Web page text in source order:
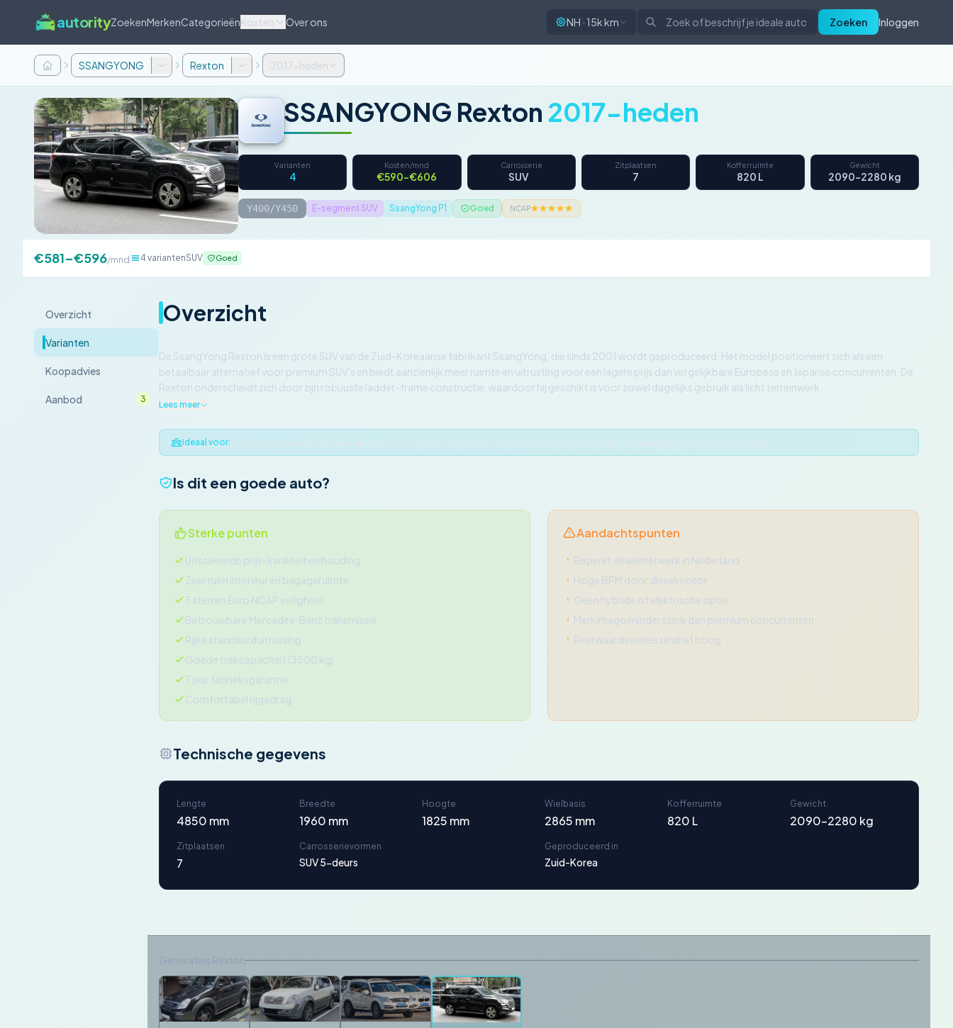
autorityZoekenMerkenCategorieënKosten Over ons NH · 15k km Zoeken Inloggen
SSANGYONG Rexton 2017-heden
SSANGYONG Rexton 2017-heden
Varianten
4
Kosten/mnd
€590–€606
Carrosserie
SUV
Zitplaatsen
7
Kofferruimte
820 L
Gewicht
2090–2280 kg
Y400/Y450 E-segment SUV SsangYong P1 Goed NCAP
€581–€596/mnd 4 variantenSUV Goed
Overzicht
Varianten
Koopadvies
Aanbod 3
Overzicht
De SsangYong Rexton is een grote SUV van de Zuid-Koreaanse fabrikant SsangYong, die sinds 2001 wordt geproduceerd. Het model positioneert zich als een
betaalbaar alternatief voor premium SUV's en biedt aanzienlijk meer ruimte en uitrusting voor een lagere prijs dan vergelijkbare Europese en Japanse concurrenten. De
Rexton onderscheidt zich door zijn robuuste ladder-frame constructie, waardoor hij geschikt is voor zowel dagelijks gebruik als licht terreinwerk.
Lees meer
Ideaal voor:
Is dit een goede auto?
Sterke punten
Uitstekende prijs-kwaliteitverhouding
Zeer ruim interieur en bagageruimte
5 sterren Euro NCAP veiligheid
Betrouwbare Mercedes-Benz transmissie
Rijke standaarduitrusting
Goede trekcapaciteit (3500 kg)
7 jaar fabrieksgarantie
Comfortabel rijgedrag
Aandachtspunten
Beperkt dealernetwerk in Nederland
Hoge BPM door dieselmotor
Geen hybride of elektrische optie
Merkimago minder sterk dan premium concurrenten
Restwaardeverlies relatief hoog
Technische gegevens
Lengte
4850 mm
Breedte
1960 mm
Hoogte
1825 mm
Wielbasis
2865 mm
Kofferruimte
820 L
Gewicht
2090-2280 kg
Zitplaatsen
7
Carrosserievormen
SUV 5-deurs
Geproduceerd in
Zuid-Korea